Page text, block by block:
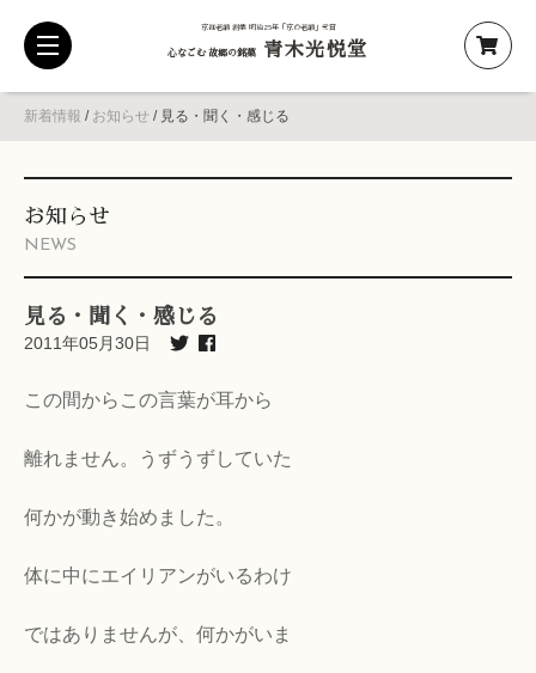
京都老舗 創業 明治25年「京の老舗」受賞
心なごむ 故郷の銘菓 青木光悦堂
toggle
navigation
新着情報 / お知らせ / 見る・聞く・感じる
お知らせ
NEWS
見る・聞く・感じる
2011年05月30日
この間からこの言葉が耳から
離れません。うずうずしていた
何かが動き始めました。
体に中にエイリアンがいるわけ
ではありませんが、何かがいま